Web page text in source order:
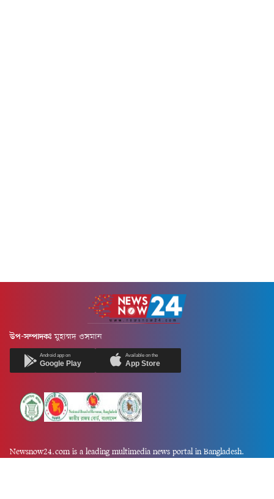
উপ-সম্পাদকঃ মুহাম্মদ ওসমান
Android app on
Google Play
Available on the
App Store
Newsnow24.com is a leading multimedia news portal in Bangladesh.